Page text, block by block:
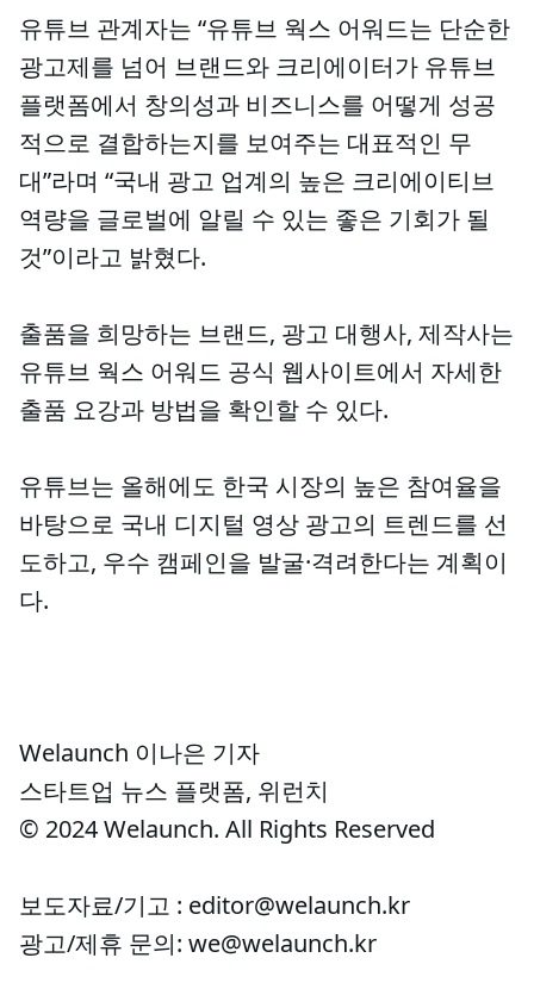
유튜브 관계자는 “유튜브 웍스 어워드는 단순한
광고제를 넘어 브랜드와 크리에이터가 유튜브
플랫폼에서 창의성과 비즈니스를 어떻게 성공
적으로 결합하는지를 보여주는 대표적인 무
대”라며 “국내 광고 업계의 높은 크리에이티브
역량을 글로벌에 알릴 수 있는 좋은 기회가 될
것”이라고 밝혔다.
출품을 희망하는 브랜드, 광고 대행사, 제작사는
유튜브 웍스 어워드 공식 웹사이트에서 자세한
출품 요강과 방법을 확인할 수 있다.
유튜브는 올해에도 한국 시장의 높은 참여율을
바탕으로 국내 디지털 영상 광고의 트렌드를 선
도하고, 우수 캠페인을 발굴·격려한다는 계획이
다.
Welaunch 이나은 기자
스타트업 뉴스 플랫폼, 위런치
© 2024 Welaunch. All Rights Reserved
보도자료/기고 : editor@welaunch.kr
광고/제휴 문의: we@welaunch.kr